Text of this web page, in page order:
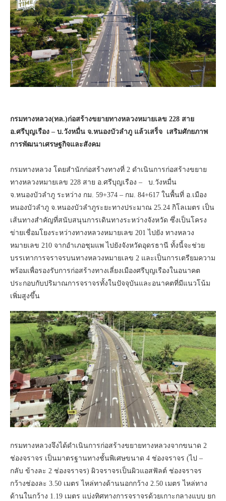
กรมทางหลวง(ทล.)ก่อสร้างขยายทางหลวงหมายเลข 228 สาย
อ.ศรีบุญเรือง – บ.วังหมื่น จ.หนองบัวลำภู แล้วเสร็จ เสริมศักยภาพ
การพัฒนาเศรษฐกิจและสังคม
กรมทางหลวง โดยสำนักก่อสร้างทางที่ 2 ดำเนินการก่อสร้างขยาย
ทางหลวงหมายเลข 228 สาย อ.ศรีบุญเรือง – บ.วังหมื่น
จ.หนองบัวลำภู ระหว่าง กม. 59+374 – กม. 84+617 ในพื้นที่ อ.เมือง
หนองบัวลำภู จ.หนองบัวลำภูระยะทางประมาณ 25.24 กิโลเมตร เป็น
เส้นทางสำคัญที่สนับสนุนการเดินทางระหว่างจังหวัด ซึ่งเป็นโครง
ข่ายเชื่อมโยงระหว่างทางหลวงหมายเลข 201 ไปยัง ทางหลวง
หมายเลข 210 จากอำเภอชุมแพ ไปยังจังหวัดอุดรธานี ทั้งนี้จะช่วย
บรรเทาการจราจรบนทางหลวงหมายเลข 2 และเป็นการเตรียมความ
พร้อมเพื่อรองรับการก่อสร้างทางเลี่ยงเมืองศรีบุญเรืองในอนาคต
ประกอบกับปริมาณการจราจรทั้งในปัจจุบันและอนาคตที่มีแนวโน้ม
เพิ่มสูงขึ้น
กรมทางหลวงจึงได้ดำเนินการก่อสร้างขยายทางหลวงจากขนาด 2
ช่องจราจร เป็นมาตรฐานทางชั้นพิเศษขนาด 4 ช่องจราจร (ไป –
กลับ ข้างละ 2 ช่องจราจร) ผิวจราจรเป็นผิวแอสฟัลต์ ช่องจราจร
กว้างช่องละ 3.50 เมตร ไหล่ทางด้านนอกกว้าง 2.50 เมตร ไหล่ทาง
ด้านในกว้าง 1.19 เมตร แบ่งทิศทางการจราจรด้วยเกาะกลางแบบ ยก